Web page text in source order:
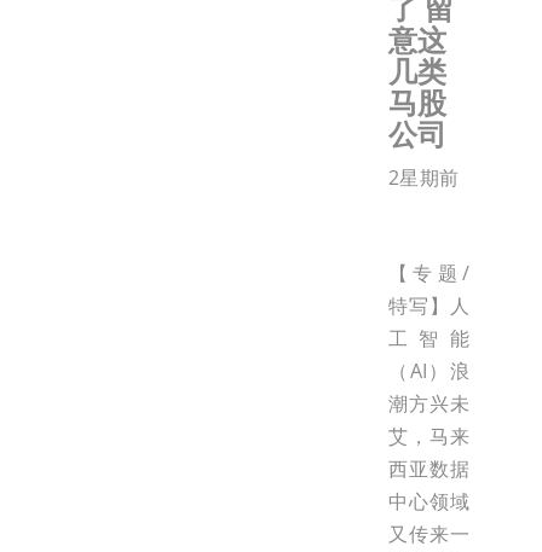
意这
几类
马股
公司
2星期前
【专题/
特写】人
工智能
（AI）浪
潮方兴未
艾，马来
西亚数据
中心领域
又传来一